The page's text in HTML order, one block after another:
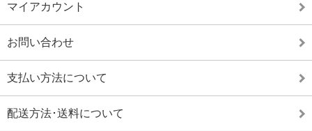
マイアカウント
お問い合わせ
支払い方法について
配送方法･送料について